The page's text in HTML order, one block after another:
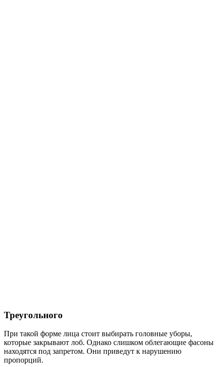
Треугольного
При такой форме лица стоит выбирать головные уборы,
которые закрывают лоб. Однако слишком облегающие фасоны
находятся под запретом. Они приведут к нарушению
пропорций.